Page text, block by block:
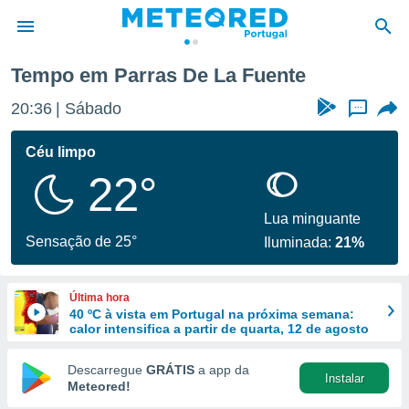
da
foi
fornecidas
a este
das
e
forma
digital
Tempo em Parras De La Fuente
20:36 Sábado ...
Céu limpo
22°
Sensação de 25°
Lua minguante
Iluminada:21%
Última hora
40 ºC à vista em Portugal na próxima semana:
calor intensifica a partir de quarta, 12 de agosto
Descarregue GRÁTIS a app da
Meteored!
Instalar